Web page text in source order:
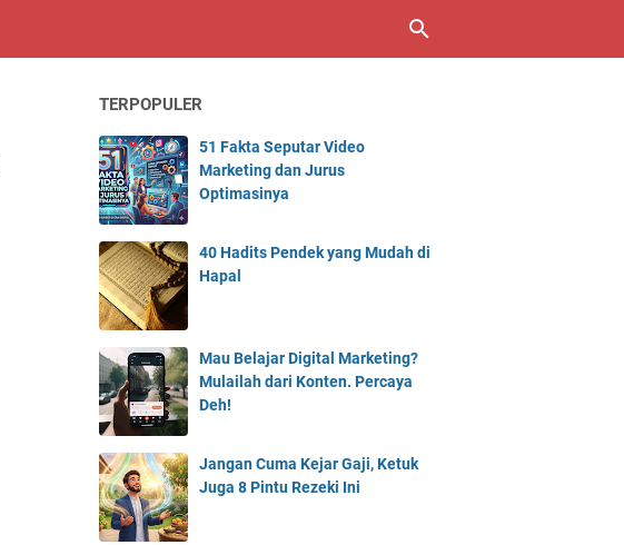
TERPOPULER
51 Fakta Seputar Video
Marketing dan Jurus
Optimasinya
40 Hadits Pendek yang Mudah di
Hapal
Mau Belajar Digital Marketing?
Mulailah dari Konten. Percaya
Deh!
Jangan Cuma Kejar Gaji, Ketuk
Juga 8 Pintu Rezeki Ini